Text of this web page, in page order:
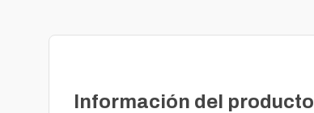
Información del producto